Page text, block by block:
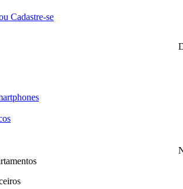
Cadastre-se